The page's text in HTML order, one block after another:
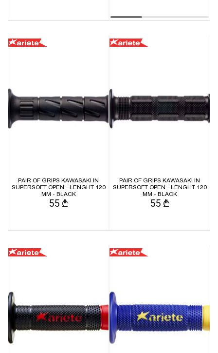
PAIR OF GRIPS KAWASAKI IN
SUPERSOFT OPEN - LENGHT 120
MM - BLACK
55 ₾
PAIR OF GRIPS KAWASAKI IN
SUPERSOFT OPEN - LENGHT 120
MM - BLACK
55 ₾